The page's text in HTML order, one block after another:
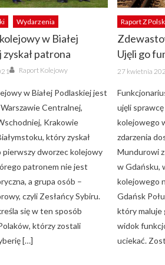
Wydarzenia
w Białej
zyskał patrona
Author
Raport Kolejowy
w Białej Podlaskiej jest
Centralnej,
Krakowie
który zyskał
dworzec kolejowy
patronem nie jest
a grupa osób –
czyli Zesłańcy Sybiru.
się w ten sposób
którzy zostali
[…]
Raport Z
Ujęli go
Posted
on
27 kwietnia
ujęli
kolejowego
zdarzenia
Mundurowi
w Gdańsku,
kolejowego
Gdańsk
który maluje
widok
uciekać.